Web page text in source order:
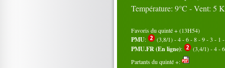
Température: 9°C - Vent: 5
Favoris du quinté + (13H54)
PMU: (3,8/1) - 4 - 6 - 8 - 9 - 3 - 1
PMU.FR (En ligne):
(3,4/1) - 4 -
Partants du quinté +: